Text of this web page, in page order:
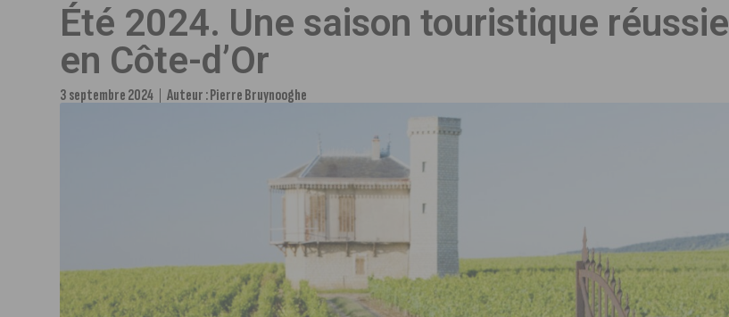
Été 2024. Une saison touristique réussie
en Côte-d’Or
3 septembre 2024 Auteur :Pierre Bruynooghe